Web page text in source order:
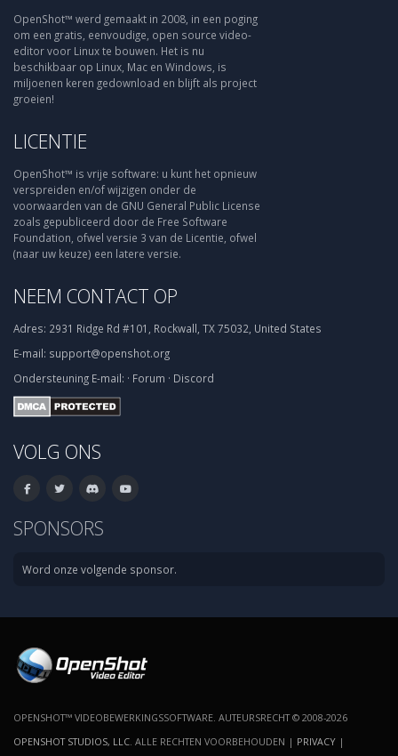
OpenShot™ werd gemaakt in 2008, in een poging
om een gratis, eenvoudige, open source video-
editor voor Linux te bouwen. Het is nu
beschikbaar op Linux, Mac en Windows, is
miljoenen keren gedownload en blijft als project
groeien!
LICENTIE
OpenShot™ is vrije software: u kunt het opnieuw
verspreiden en/of wijzigen onder de
voorwaarden van de GNU General Public License
zoals gepubliceerd door de Free Software
Foundation, ofwel versie 3 van de Licentie, ofwel
(naar uw keuze) een latere versie.
NEEM CONTACT OP
Adres: 2931 Ridge Rd #101, Rockwall, TX 75032, United States
E-mail: support@openshot.org
Ondersteuning E-mail: · Forum · Discord
VOLG ONS
SPONSORS
Word onze volgende sponsor.
OPENSHOT™ VIDEOBEWERKINGSSOFTWARE. AUTEURSRECHT © 2008-2026
OPENSHOT STUDIOS, LLC. ALLE RECHTEN VOORBEHOUDEN | PRIVACY |